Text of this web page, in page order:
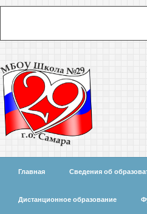
Главная Сведения об
Дистанционное образование